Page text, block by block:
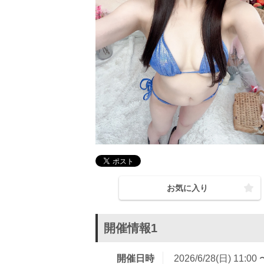
お気に入り
開催情報1
開催日時 2026/6/28(日) 11:00